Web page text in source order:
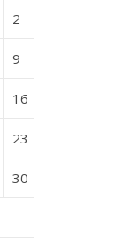
2
9
16
23
30